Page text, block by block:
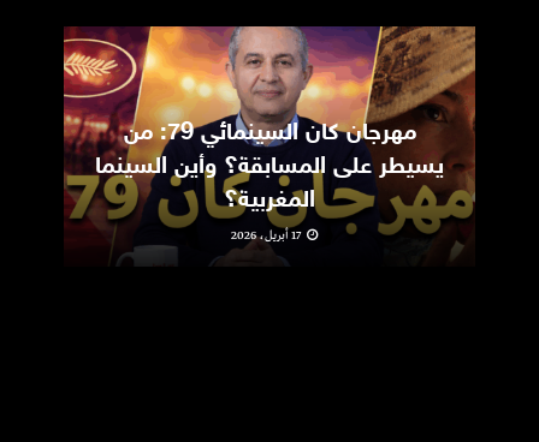
مهرجان كان السينمائي 79: من
يسيطر على المسابقة؟ وأين السينما
المغربية؟
17 أبريل، 2026